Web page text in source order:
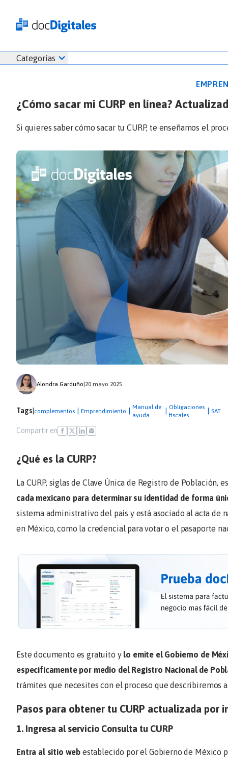
Empresas
Iniciar
sesión
Línea
PYMES
Categorías
Facturación electrónica
Emprendimiento
Noticias
Comunicados
¿Cómo sacar mi CURP en línea?
Si quieres saber cómo sacar tu CURP, te enseñamos el
Alondra Garduño|20 mayo 2025
Tags complementos Emprendimiento
Manual de
ayuda
Obligaciones
fiscales
SAT
Compartir en
¿Qué es la CURP?
La CURP, siglas de Clave Única de Registro de Población,
cada mexicano para determinar su identidad de forma
sistema administrativo del país y está asociado al acta
en México, como la credencial para votar o el pasaporte
Este documento es gratuito y lo emite el Gobierno de
específicamente por medio del Registro Nacional de
trámites que necesites con el proceso que describiremos
Pasos para obtener tu CURP actualizada por
1. Ingresa al servicio Consulta tu CURP
Entra al sitio web establecido por el Gobierno de México